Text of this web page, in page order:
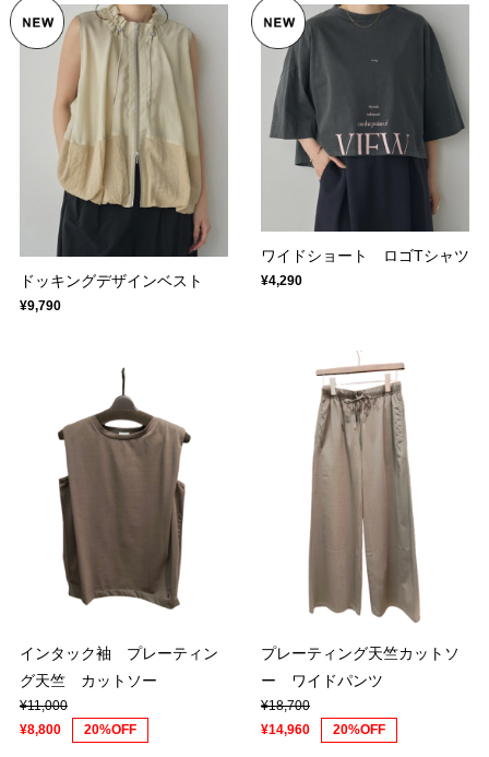
ドッキングデザインベスト
¥9,790
ワイドショート ロゴTシャツ
¥4,290
インタック袖 プレーティン
グ天竺 カットソー
¥11,000
¥8,800
20%OFF
プレーティング天竺カットソ
ー ワイドパンツ
¥18,700
¥14,960
20%OFF